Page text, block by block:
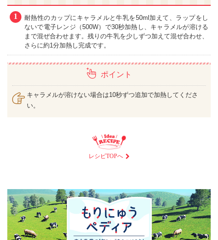
1
耐熱性のカップにキャラメルと牛乳を50ml加えて、ラップをし
ないで電子レンジ（500W）で30秒加熱し、キャラメルが溶ける
まで混ぜ合わせます。残りの牛乳を少しずつ加えて混ぜ合わせ、
さらに約1分加熱し完成です。
ポイント
キャラメルが溶けない場合は10秒ずつ追加で加熱してくださ
い。
レシピTOPへ